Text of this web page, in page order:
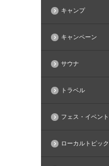
キャンプ
キャンペーン
サウナ
トラベル
フェス・イベント
ローカルトピック